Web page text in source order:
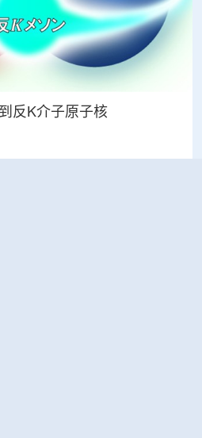
反K介子原子核